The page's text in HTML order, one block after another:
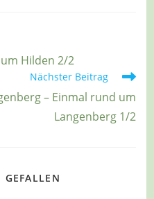
Hilden 2/2
Nächster Beitrag
– Einmal rund um
Langenberg 1/2